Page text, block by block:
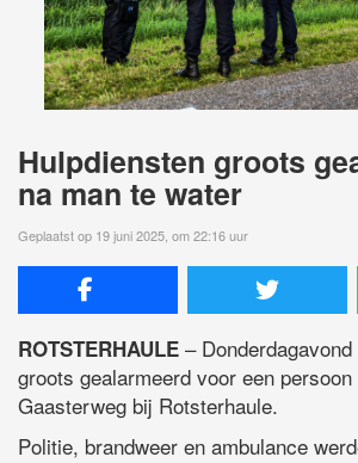
Hulpdiensten groots
na man te water
Geplaatst op 19 juni 2025, om 22:16 uur
ROTSTERHAULE –
groots gealarmeerd voor een
Gaasterweg bij Rotsterhaule.
Politie, brandweer en ambulance